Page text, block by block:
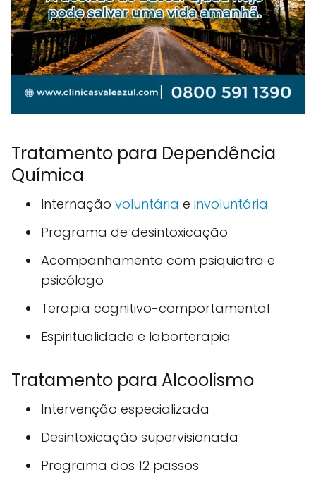
Tratamento para Dependência
Química
Internação voluntária e involuntária
Programa de desintoxicação
Acompanhamento com psiquiatra e
psicólogo
Terapia cognitivo-comportamental
Espiritualidade e laborterapia
Tratamento para Alcoolismo
Intervenção especializada
Desintoxicação supervisionada
Programa dos 12 passos